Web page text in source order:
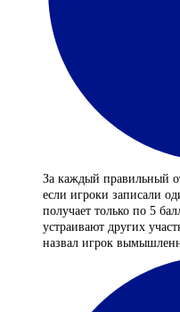
За каждый правильный
если игроки записали
получает только по 5
устраивают других
назвал игрок